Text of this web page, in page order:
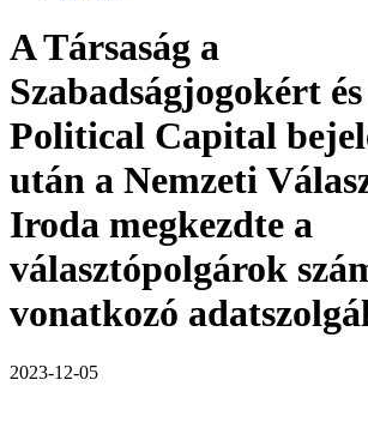
A Társaság a
Szabadságjogokért
Political Capital
után a Nemzeti
Iroda megkezdte a
választópolgárok
vonatkozó
2023-12-05